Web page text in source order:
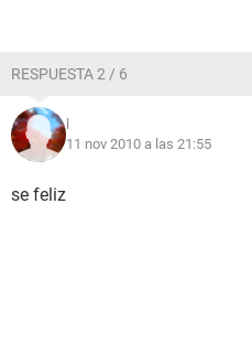
RESPUESTA 2 / 6
11 nov 2010 a las 21:55
se feliz